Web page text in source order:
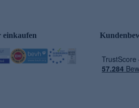
einkaufen